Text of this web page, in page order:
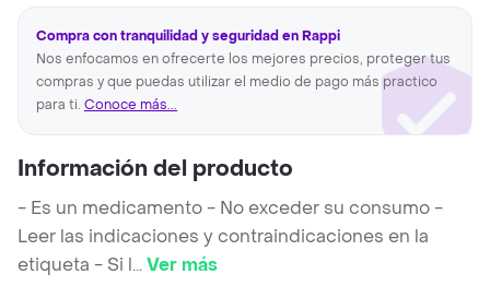
Compra con tranquilidad y seguridad en Rappi
Nos enfocamos en ofrecerte los mejores precios, proteger tus
compras y que puedas utilizar el medio de pago más practico
para ti. Conoce más...
Información del producto
- Es un medicamento - No exceder su consumo -
Leer las indicaciones y contraindicaciones en la
etiqueta - Si l...Ver más